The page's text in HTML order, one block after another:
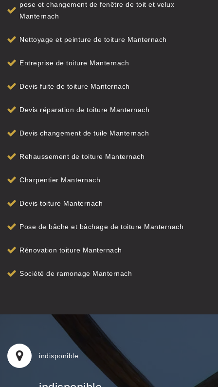
pose et changement de fenêtre de toit et velux
Manternach
Nettoyage et peinture de toiture Manternach
Entreprise de toiture Manternach
Devis fuite de toiture Manternach
Devis réparation de toiture Manternach
Devis changement de tuile Manternach
Rehaussement de toiture Manternach
Charpentier Manternach
Devis toiture Manternach
Pose de bâche et bâchage de toiture Manternach
Rénovation toiture Manternach
Société de ramonage Manternach
indisponible